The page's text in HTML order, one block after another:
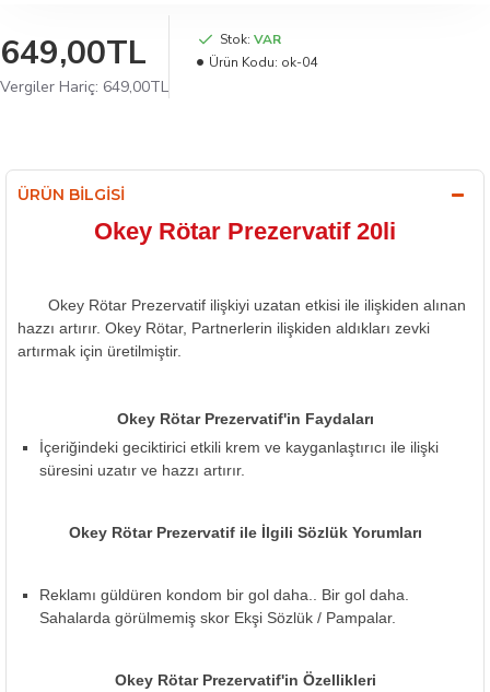
649,00TL
Vergiler Hariç: 649,00TL
Stok: VAR
Ürün Kodu: ok-04
ÜRÜN BILGISI
Okey Rötar Prezervatif 20li
Okey Rötar Prezervatif ilişkiyi uzatan etkisi ile ilişkiden alınan
hazzı artırır. Okey Rötar, Partnerlerin ilişkiden aldıkları zevki
artırmak için üretilmiştir.
Okey Rötar Prezervatif'in Faydaları
İçeriğindeki geciktirici etkili krem ve kayganlaştırıcı ile ilişki
süresini uzatır ve hazzı artırır.
Okey Rötar Prezervatif ile İlgili Sözlük Yorumları
Reklamı güldüren kondom bir gol daha.. Bir gol daha.
Sahalarda görülmemiş skor Ekşi Sözlük / Pampalar.
Okey Rötar Prezervatif'in Özellikleri